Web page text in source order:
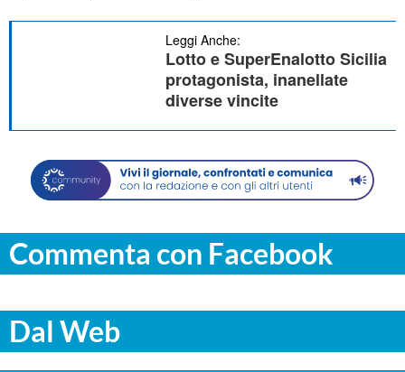
Leggi Anche:
Lotto e SuperEnalotto Sicilia
protagonista, inanellate
diverse vincite
Commenta con Facebook
Dal Web